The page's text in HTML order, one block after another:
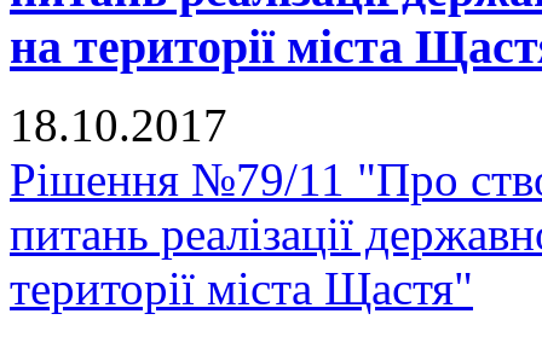
на території міста
18.10.2017
Рішення №79/11 "Про
питань реалізації
території міста Щастя"